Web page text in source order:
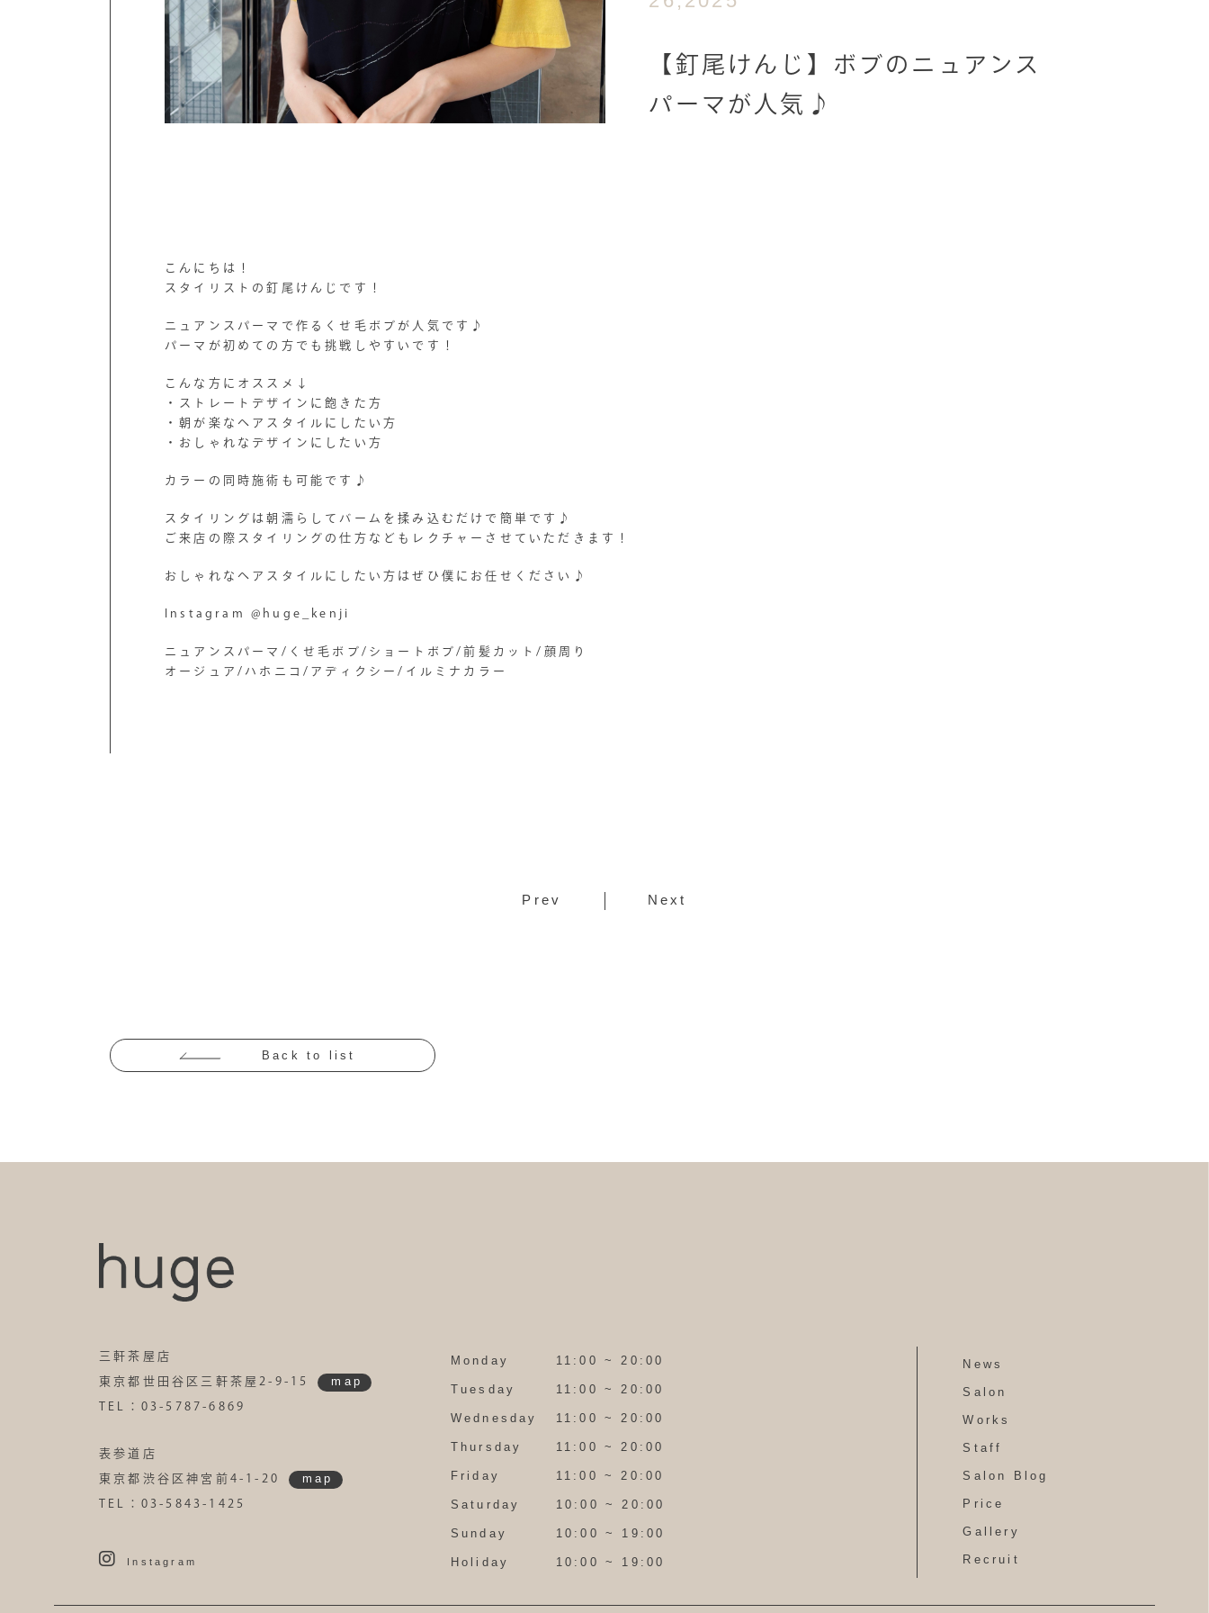
【釘尾けんじ】ボブのニュアンス
パーマが人気♪
こんにちは！
スタイリストの釘尾けんじです！
ニュアンスパーマで作るくせ毛ボブが人気です♪
パーマが初めての方でも挑戦しやすいです！
こんな方にオススメ↓
・ストレートデザインに飽きた方
・朝が楽なヘアスタイルにしたい方
・おしゃれなデザインにしたい方
カラーの同時施術も可能です♪
スタイリングは朝濡らしてバームを揉み込むだけで簡単です♪
ご来店の際スタイリングの仕方などもレクチャーさせていただきます！
おしゃれなヘアスタイルにしたい方はぜひ僕にお任せください♪
Instagram @huge_kenji
ニュアンスパーマ/くせ毛ボブ/ショートボブ/前髪カット/顔周り
オージュア/ハホニコ/アディクシー/イルミナカラー
Prev Next
Back to list
三軒茶屋店
東京都世田谷区三軒茶屋2-9-15 map
TEL：03-5787-6869
表参道店
東京都渋谷区神宮前4-1-20 map
TEL：03-5843-1425
Instagram
Monday 11:00 ~ 20:00
Tuesday 11:00 ~ 20:00
Wednesday 11:00 ~ 20:00
Thursday 11:00 ~ 20:00
Friday 11:00 ~ 20:00
Saturday 10:00 ~ 20:00
Sunday 10:00 ~ 19:00
Holiday 10:00 ~ 19:00
News
Salon
Works
Staff
Salon Blog
Price
Gallery
Recruit